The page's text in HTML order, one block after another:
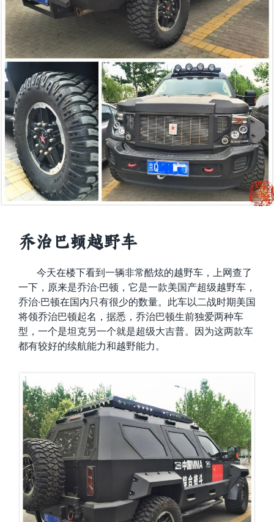
乔治巴顿越野车
今天在楼下看到一辆非常酷炫的越野车，上网查了
一下，原来是乔治·巴顿，它是一款美国产超级越野车，
乔治·巴顿在国内只有很少的数量。此车以二战时期美国
将领乔治巴顿起名，据悉，乔治巴顿生前独爱两种车
型，一个是坦克另一个就是超级大吉普。因为这两款车
都有较好的续航能力和越野能力。